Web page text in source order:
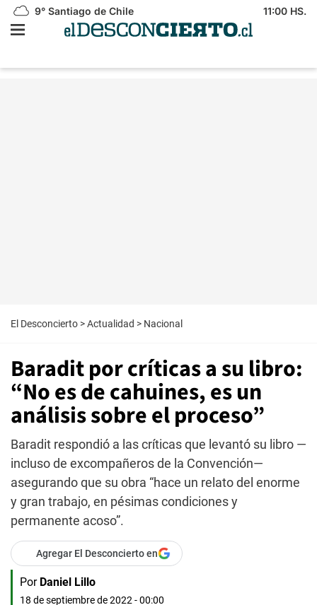
9° Santiago de Chile 11:00 HS.
El Desconcierto >Actualidad > Nacional
Baradit por críticas a su libro:
“No es de cahuines, es un
análisis sobre el proceso”
Baradit respondió a las críticas que levantó su libro —
incluso de excompañeros de la Convención—
asegurando que su obra “hace un relato del enorme
y gran trabajo, en pésimas condiciones y
permanente acoso”.
Agregar El Desconcierto en
Por Daniel Lillo
18 de septiembre de 2022 - 00:00